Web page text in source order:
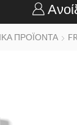
ΠΡΟΪΟΝΤΑ